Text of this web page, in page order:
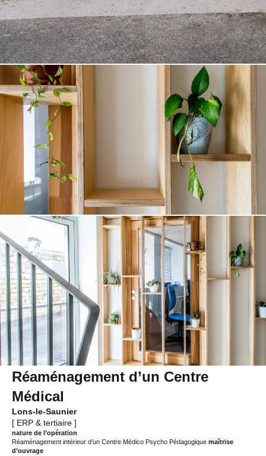
Réaménagement d’un Centre
Médical
Lons-le-Saunier
[ ERP & tertiaire ]
nature de l’opération
Réaménagement intérieur d’un Centre Médico Psycho Pédagogique maîtrise
d’ouvrage